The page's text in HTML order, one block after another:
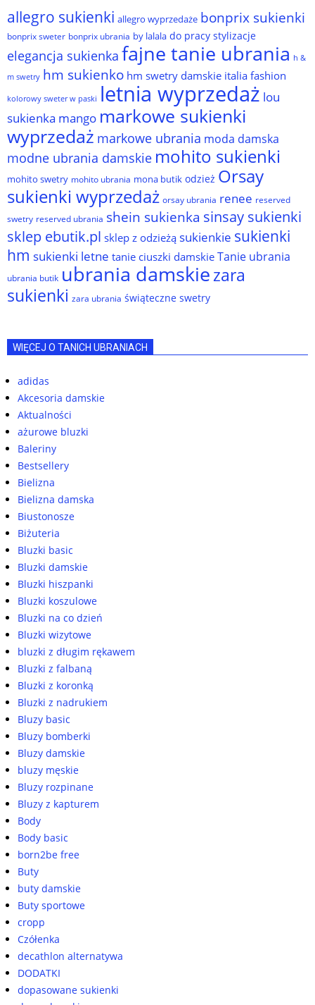
allegro sukienki allegro wyprzedaże bonprix sukienki
bonprix sweter bonprix ubrania by lalala do pracy stylizacje
elegancja sukienka fajne tanie ubrania h &
m swetry hm sukienko hm swetry damskie italia fashion
kolorowy sweter w paski letnia wyprzedaż lou
sukienka mango markowe sukienki
wyprzedaż markowe ubrania moda damska
modne ubrania damskie mohito sukienki
mohito swetry mohito ubrania mona butik odzież Orsay
sukienki wyprzedaż orsay ubrania renee reserved
swetry reserved ubrania shein sukienka sinsay sukienki
sklep ebutik.pl sklep z odzieżą sukienkie sukienki
hm sukienki letne tanie ciuszki damskie Tanie ubrania
ubrania butik ubrania damskiezara
sukienki zara ubrania świąteczne swetry
WIĘCEJ O TANICH UBRANIACH
adidas
Akcesoria damskie
Aktualności
ażurowe bluzki
Baleriny
Bestsellery
Bielizna
Bielizna damska
Biustonosze
Biżuteria
Bluzki basic
Bluzki damskie
Bluzki hiszpanki
Bluzki koszulowe
Bluzki na co dzień
Bluzki wizytowe
bluzki z długim rękawem
Bluzki z falbaną
Bluzki z koronką
Bluzki z nadrukiem
Bluzy basic
Bluzy bomberki
Bluzy damskie
bluzy męskie
Bluzy rozpinane
Bluzy z kapturem
Body
Body basic
born2be free
Buty
buty damskie
Buty sportowe
cropp
Czółenka
decathlon alternatywa
DODATKI
dopasowane sukienki